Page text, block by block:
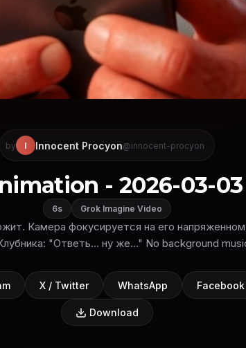
by I Innocent Procyon@innocent-procyon
- 2026-03-03
6s Grok Imagine Video
Камера фокусируется на его
"Ответь… ну же…" No background
X / Twitter WhatsApp Facebook
Download